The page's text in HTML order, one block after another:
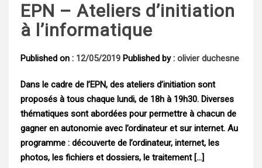
EPN – Ateliers d’initiation
à l’informatique
Published on : 12/05/2019 Published by : olivier duchesne
Dans le cadre de l’EPN, des ateliers d’initiation sont
proposés à tous chaque lundi, de 18h à 19h30. Diverses
thématiques sont abordées pour permettre à chacun de
gagner en autonomie avec l’ordinateur et sur internet. Au
programme : découverte de l’ordinateur, internet, les
photos, les fichiers et dossiers, le traitement […]